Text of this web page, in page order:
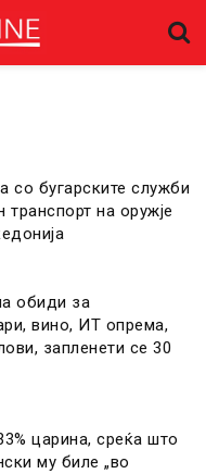
со бугарските служби
транспорт на оружје
обиди за
вино, ИТ опрема,
запленети се 30
царина, среќа што
му биле „во